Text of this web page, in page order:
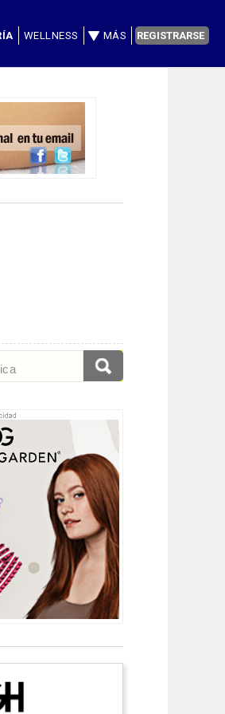
WELLNESS MÁS REGISTRARSE